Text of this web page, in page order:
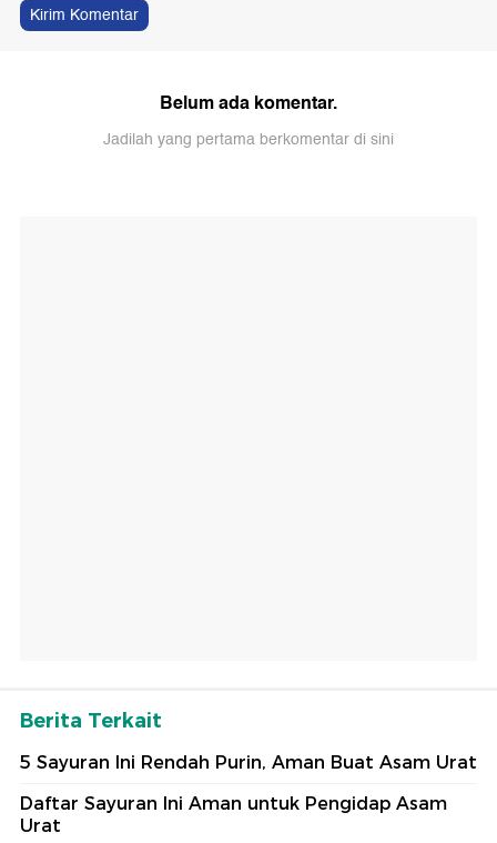
Kirim Komentar
Belum ada komentar.
Jadilah yang pertama berkomentar di sini
Berita Terkait
5 Sayuran Ini Rendah Purin, Aman Buat Asam Urat
Daftar Sayuran Ini Aman untuk Pengidap Asam
Urat